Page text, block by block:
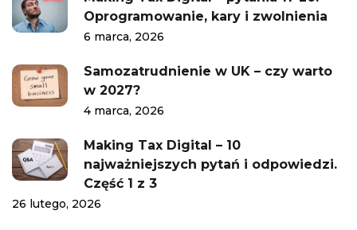
Oprogramowanie, kary i zwolnienia
6 marca, 2026
Samozatrudnienie w UK – czy warto
w 2027?
4 marca, 2026
Making Tax Digital – 10
najważniejszych pytań i odpowiedzi.
Część 1 z 3
26 lutego, 2026